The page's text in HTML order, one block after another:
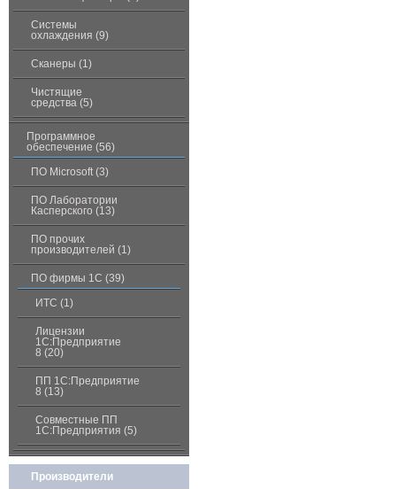
Системы
охлаждения (9)
Сканеры (1)
Чистящие
средства (5)
Программное
обеспечение (56)
ПО Microsoft (3)
ПО Лаборатории
Касперского (13)
ПО прочих
производителей (1)
ПО фирмы 1С (39)
ИТС (1)
Лицензии
1С:Предприятие
8 (20)
ПП 1С:Предприятие
8 (13)
Совместные ПП
1С:Предприятия (5)
Производители